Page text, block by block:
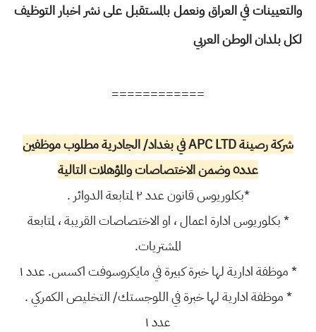
والتعيينات في العراق ونعمل بالمستقبل على نشر اخبار التوظيف
لكل بلدان الوطن العربي
============
شركة رصينة APC LTD في بغداد/ الجادرية مطلوب موظفين
عدد٥ وضمن الاختصاصات والمؤهلات التالية
*بكلوريوس قانون عدد ٢ لمتابعة الدوائر .
* بكلوريوس ادارة اعمال ، او الاختصاصات القريبة ، لمتابعة
المشتريات.
* موظفة ادارية لها خبرة كبيرة في مايكروسوفت اكسس. عدد ١
* موظفة ادارية لها خبرة في اللوجستك/ التخليص الكمركي .
عدد ١